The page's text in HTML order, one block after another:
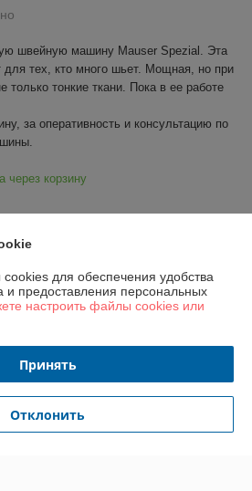
швейную машину Mauser Spezial. Эта
для тех, кто много шьет. Мощная, но при
только тонкие ткани. Пока в ее работе
за оперативность и консультацию по
через корзину
для обеспечения удобства
и предоставления персональных
настроить файлы cookies или
Принять
Отклонить